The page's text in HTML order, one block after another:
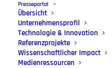
Presseportal
Übersicht
Unternehmensprofil
Technologie & Innovation
Referenzprojekte
Wissenschaftlicher Impact
Medienressourcen
Einfach,
Ihre